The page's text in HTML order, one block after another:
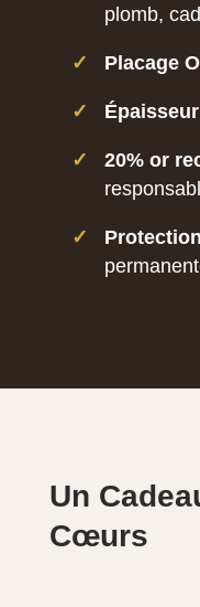
plomb,
✓ Placage
✓
✓ 20% or
✓
Un
Cœurs